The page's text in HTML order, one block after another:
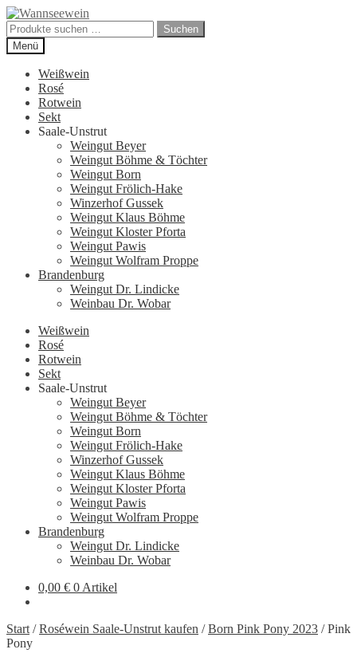
Zur
Navigation
springen
Zum
Inhalt
springen
Suchen
nach:
Suchen
Menü
Weißwein
Rosé
Rotwein
Sekt
Saale-Unstrut
Weingut Beyer
Weingut Böhme & Töchter
Weingut Born
Weingut Frölich-Hake
Winzerhof Gussek
Weingut Klaus Böhme
Weingut Kloster Pforta
Weingut Pawis
Weingut Wolfram Proppe
Brandenburg
Weingut Dr. Lindicke
Weinbau Dr. Wobar
Weißwein
Rosé
Rotwein
Sekt
Saale-Unstrut
Weingut Beyer
Weingut Böhme & Töchter
Weingut Born
Weingut Frölich-Hake
Winzerhof Gussek
Weingut Klaus Böhme
Weingut Kloster Pforta
Weingut Pawis
Weingut Wolfram Proppe
Brandenburg
Weingut Dr. Lindicke
Weinbau Dr. Wobar
0,00 € 0 Artikel
Start /Roséwein Saale-Unstrut kaufen /Born Pink Pony 2023 /Pink
Pony